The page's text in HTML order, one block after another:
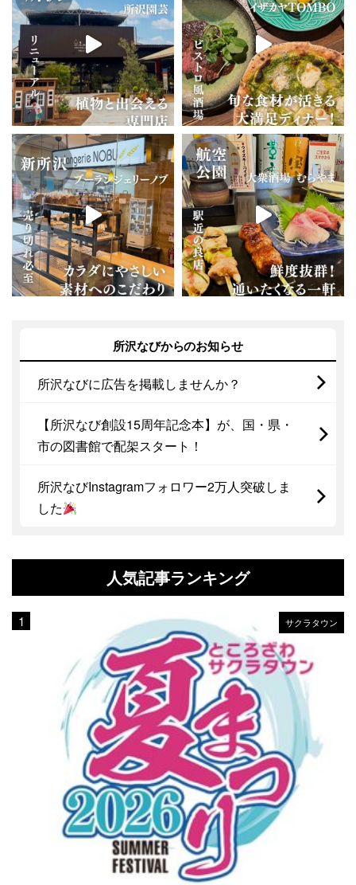
所沢なびからのお知らせ
所沢なびに広告を掲載しませんか？
【所沢なび創設15周年記念本】が、国・県・
市の図書館で配架スタート！
所沢なびInstagramフォロワー2万人突破しま
した
人気記事ランキング
サクラタウン